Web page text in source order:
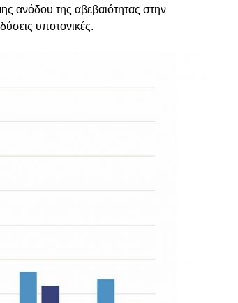
ανόδου της αβεβαιότητας στην
υποτονικές.